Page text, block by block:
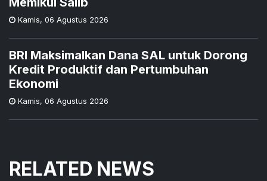
Kamis, 06 Agustus 2026
BRI Maksimalkan Dana SAL untuk Dorong
Kredit Produktif dan Pertumbuhan
Ekonomi
Kamis, 06 Agustus 2026
RELATED NEWS